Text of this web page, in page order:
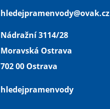
hledejpramenvody@ovak.cz
Nádražní 3114/28
Moravská Ostrava
702 00 Ostrava
hledejpramenvody